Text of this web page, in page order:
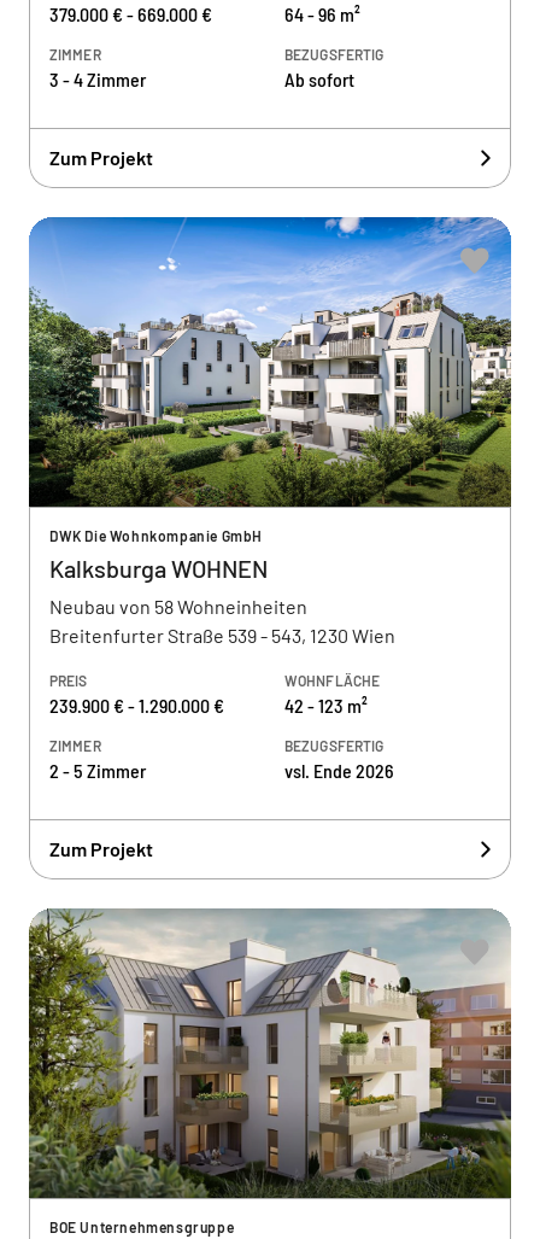
379.000 € - 669.000 € 64 - 96 m²
ZIMMER
3 - 4 Zimmer
BEZUGSFERTIG
Ab sofort
Zum Projekt
DWK Die Wohnkompanie GmbH
Kalksburga WOHNEN
Neubau von 58 Wohneinheiten
Breitenfurter Straße 539 - 543, 1230 Wien
PREIS
239.900 € - 1.290.000 €
WOHNFLÄCHE
42 - 123 m²
ZIMMER
2 - 5 Zimmer
BEZUGSFERTIG
vsl. Ende 2026
Zum Projekt
BOE Unternehmensgruppe